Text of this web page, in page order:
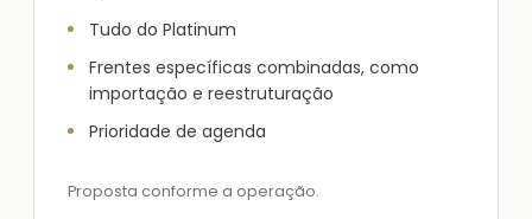
Tudo do Platinum
Frentes específicas combinadas, como
importação e reestruturação
Prioridade de agenda
Proposta conforme a operação.